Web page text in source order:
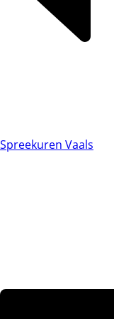
Spreekuren Vaals